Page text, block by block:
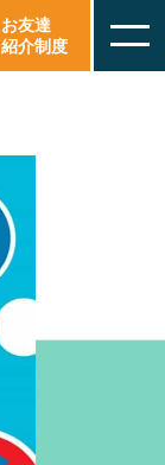
お友達
紹介制度